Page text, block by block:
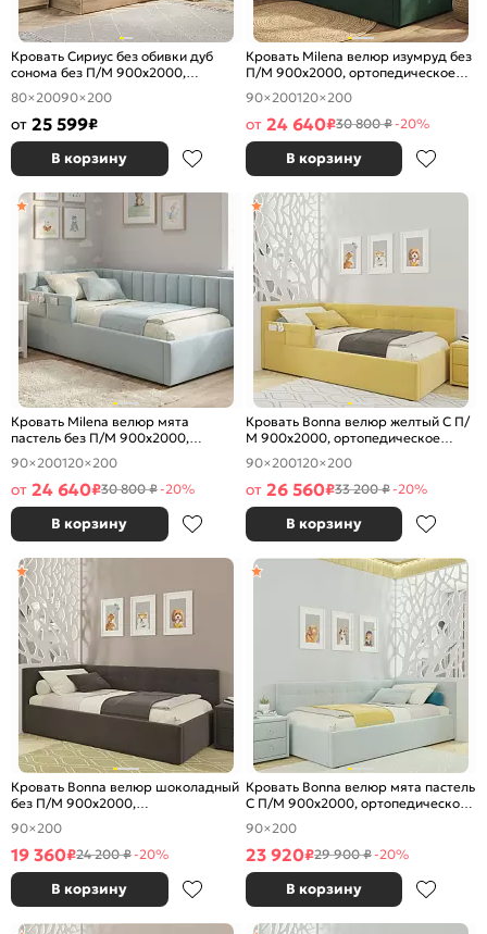
Кровать Сириус без обивки дуб
сонома без П/М 900x2000,
ортопедическое основание,
изголовье жесткое
80×20090×200
от 25 599₽
В корзину
Кровать Milena велюр изумруд без
П/М 900x2000, ортопедическое
основание, изголовье мягкое
90×200120×200
от 24 640₽30 800 ₽-20%
В корзину
Кровать Milena велюр мята
пастель без П/М 900x2000,
ортопедическое основание,
изголовье мягкое
90×200120×200
от 24 640₽30 800 ₽-20%
В корзину
Кровать Bonna велюр желтый С П/
М 900x2000, ортопедическое
основание, изголовье мягкое
90×200120×200
от 26 560₽33 200 ₽-20%
В корзину
Кровать Bonna велюр шоколадный
без П/М 900x2000,
ортопедическое основание,
изголовье мягкое
90×200
19 360₽24 200 ₽-20%
В корзину
Кровать Bonna велюр мята пастель
С П/М 900x2000, ортопедическое
основание, изголовье мягкое
90×200
23 920₽29 900 ₽-20%
В корзину